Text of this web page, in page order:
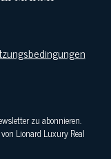
zu abonnieren.
Lionard Luxury Real